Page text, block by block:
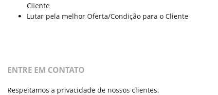
Cliente
Lutar pela melhor Oferta/Condição para o Cliente
ENTRE EM CONTATO
Respeitamos a privacidade de nossos clientes.